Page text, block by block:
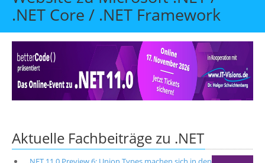
Individuelle Schulungen
Offene Seminare
Wissen
Über uns
Suche
.NET Core / .NET Framework
Aktuelle Fachbeiträge zu .NET